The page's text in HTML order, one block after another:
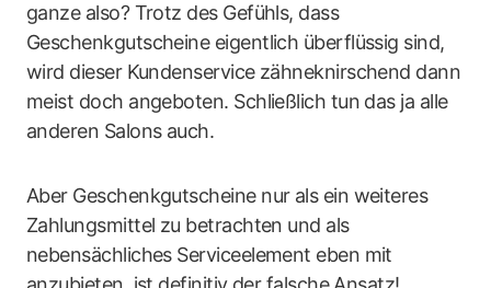
ganze also? Trotz des Gefühls, dass
Geschenkgutscheine eigentlich überflüssig sind,
wird dieser Kundenservice zähneknirschend dann
meist doch angeboten. Schließlich tun das ja alle
anderen Salons auch.
Aber Geschenkgutscheine nur als ein weiteres
Zahlungsmittel zu betrachten und als
nebensächliches Serviceelement eben mit